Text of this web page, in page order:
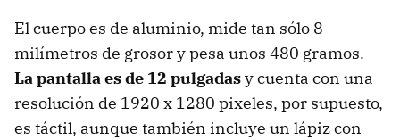
El cuerpo es de aluminio, mide tan sólo 8
milímetros de grosor y pesa unos 480 gramos.
La pantalla es de 12 pulgadasy cuenta con una
resolución de 1920 x 1280 pixeles, por supuesto,
es táctil, aunque también incluye un lápiz con